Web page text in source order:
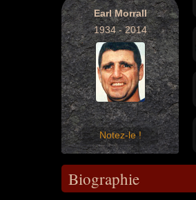
Earl Morrall
1934 - 2014
Notez-le !
Biographie